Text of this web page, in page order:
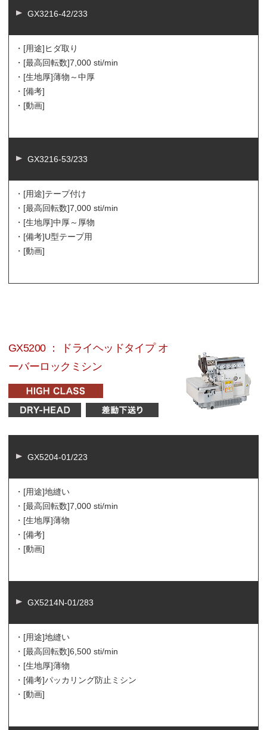
GX3216-42/233
・[用途]ヒダ取り
・[最高回転数]7,000 sti/min
・[生地厚]薄物～中厚
・[備考]
・[動画]
GX3216-53/233
・[用途]テープ付け
・[最高回転数]7,000 sti/min
・[生地厚]中厚～厚物
・[備考]U型テープ用
・[動画]
GX5200 ： ドライヘッドタイプ オ
ーバーロックミシン
GX5204-01/223
・[用途]地縫い
・[最高回転数]7,000 sti/min
・[生地厚]薄物
・[備考]
・[動画]
GX5214N-01/283
・[用途]地縫い
・[最高回転数]6,500 sti/min
・[生地厚]薄物
・[備考]パッカリング防止ミシン
・[動画]